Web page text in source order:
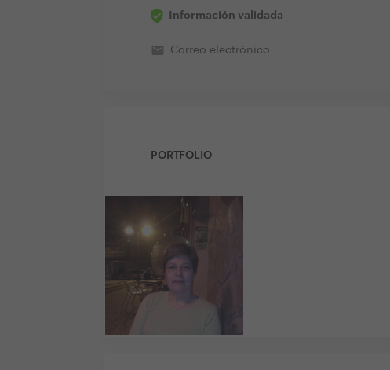
Información validada
email Correo electrónico
PORTFOLIO